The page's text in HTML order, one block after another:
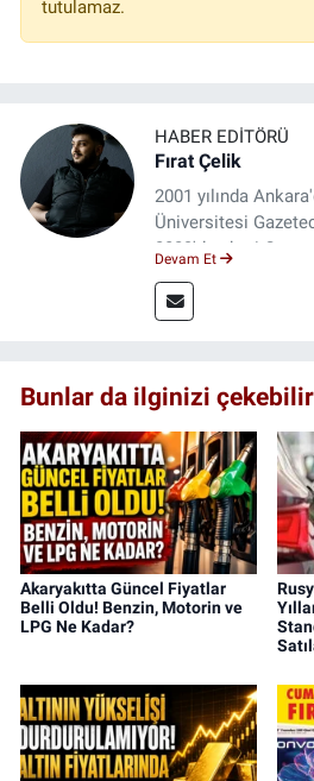
tutulamaz.
HABER EDITÖRÜ
Fırat Çelik
2001 yılında
Üniversitesi
2023'den beri Genç
Devam Et
Bunlar da ilginizi çekebilir
Akaryakıtta Güncel Fiyatlar
Belli Oldu! Benzin, Motorin ve
LPG Ne Kadar?